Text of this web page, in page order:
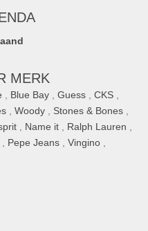
MERK
Blue Bay Guess CKS
Woody Stones & Bones
Name it Ralph Lauren
Pepe Jeans Vingino